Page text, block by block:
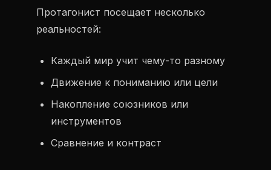
Протагонист посещает несколько
реальностей:
Каждый мир учит чему-то разному
Движение к пониманию или цели
Накопление союзников или
инструментов
Сравнение и контраст